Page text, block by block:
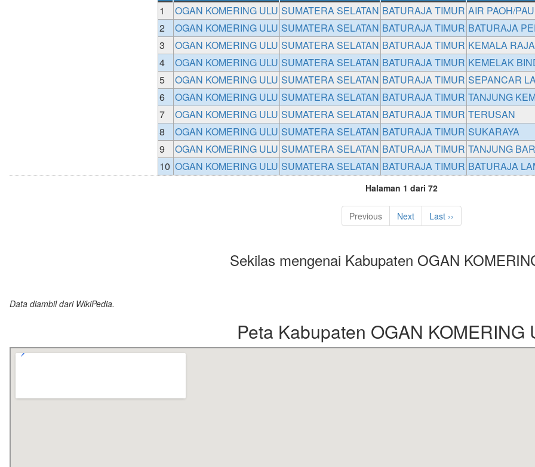
1 OGAN KOMERING ULU SUMATERA SELATAN BATURAJA TIMUR AIR PAOH/
2
OGAN KOMERING ULU SUMATERA SELATAN BATURAJA TIMUR BATURAJA
3
OGAN KOMERING ULU SUMATERA SELATAN BATURAJA TIMUR KEMALA RAJA
4
OGAN KOMERING ULU SUMATERA SELATAN BATURAJA TIMUR KEMELAK
5
OGAN KOMERING ULU SUMATERA SELATAN BATURAJA TIMUR SEPANCAR
6
OGAN KOMERING ULU SUMATERA SELATAN BATURAJA TIMUR TANJUNG
7
OGAN KOMERING ULU SUMATERA SELATAN BATURAJA TIMUR TERUSAN
8
OGAN KOMERING ULU SUMATERA SELATAN BATURAJA TIMUR SUKARAYA
9
OGAN KOMERING ULU SUMATERA SELATAN BATURAJA TIMUR TANJUNG
10 OGAN KOMERING ULU SUMATERA SELATAN BATURAJA TIMUR BATURAJA
Halaman 1 dari 72
Previous Next Last ››
Sekilas mengenai Kabupaten OGAN
Data diambil dari WikiPedia.
Peta Kabupaten OGAN KOMERING